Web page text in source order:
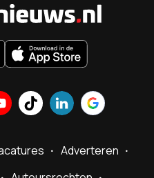
Adverteren